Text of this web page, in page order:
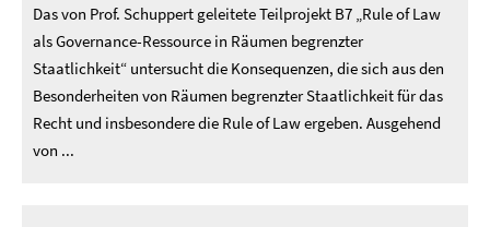
Das von Prof. Schuppert geleitete Teilprojekt B7 „Rule of Law
als Governance-Ressource in Räumen begrenzter
Staatlichkeit“ untersucht die Konsequenzen, die sich aus den
Besonderheiten von Räumen begrenzter Staatlichkeit für das
Recht und insbesondere die Rule of Law ergeben. Ausgehend
von ...